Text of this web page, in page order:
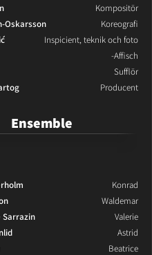
Oskarsson
Kompositör
Koreografi
Inspicient, teknik och foto
-Affisch
Sufflör
Producent
Ensemble
Sarrazin
Konrad
Waldemar
Valerie
Astrid
Beatrice